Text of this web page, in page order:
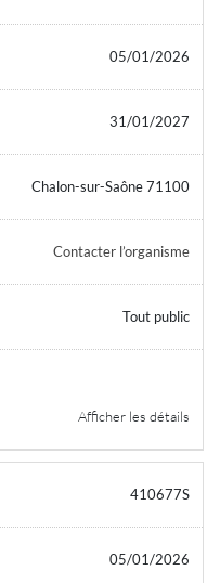
05/01/2026
31/01/2027
Chalon-sur-Saône 71100
Contacter l’organisme
Tout public
Afficher les détails
410677S
05/01/2026